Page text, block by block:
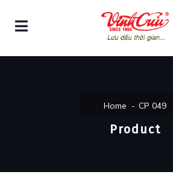
Home CP 049
Product